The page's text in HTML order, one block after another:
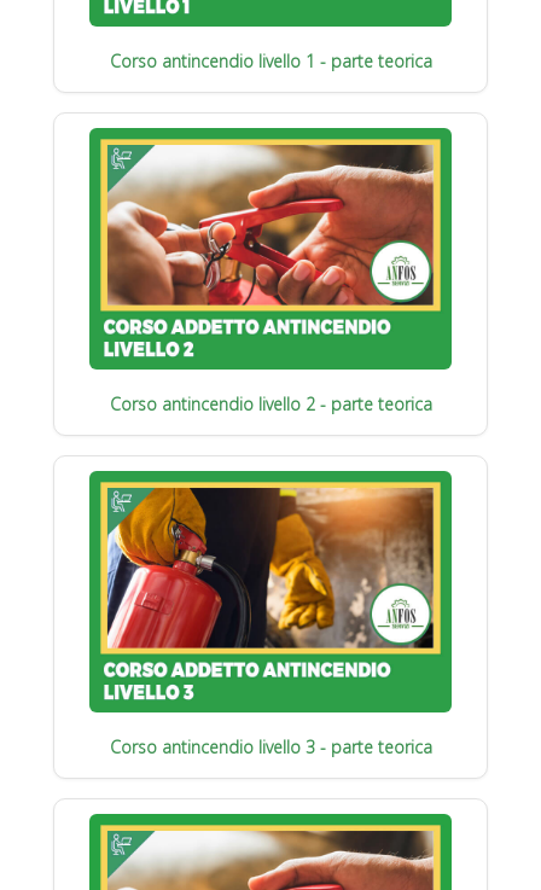
Corso antincendio livello 1 - parte teorica
Corso antincendio livello 2 - parte teorica
Corso antincendio livello 3 - parte teorica